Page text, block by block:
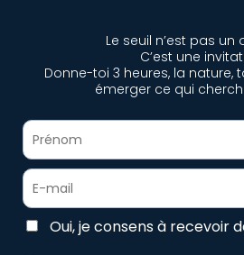
Le seuil n’est pas un
C’est une
Donne-toi 3 heures, la nature,
émerger ce qui
Oui, je consens à recevoir